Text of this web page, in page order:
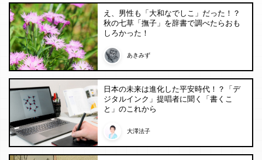
え、男性も「大和なでしこ」だった！？
秋の七草「撫子」を辞書で調べたらおも
しろかった！
あきみず
日本の未来は進化した平安時代！？「デ
ジタルインク」提唱者に聞く「書くこ
と」のこれから
大澤法子